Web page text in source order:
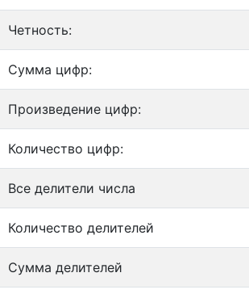
Четность:
Сумма цифр:
Произведение цифр:
Количество цифр:
Все делители числа
Количество делителей
Сумма делителей